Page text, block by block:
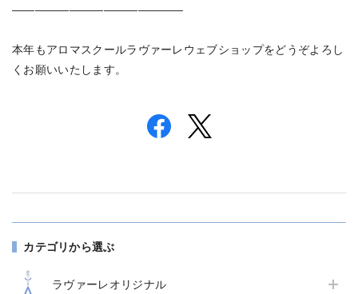
カテゴリから選ぶ
ラヴァーレオリジナル
―――――――――――――――
本年もアロマスクールラヴァーレウェブショップをどうぞよろし
くお願いいたします。